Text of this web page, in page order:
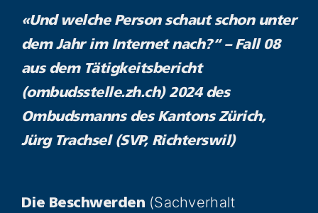
«Und welche Person schaut schon unter
dem Jahr im Internet nach?“ – Fall 08
aus dem Tätigkeitsbericht
(ombudsstelle.zh.ch) 2024 des
Ombudsmanns des Kantons Zürich,
Jürg Trachsel (SVP, Richterswil)
Die Beschwerden (Sachverhalt